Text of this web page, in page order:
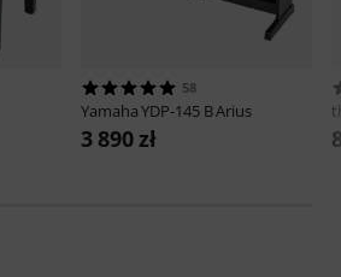
58
YamahaYDP-145 B Arius
3 890 zł